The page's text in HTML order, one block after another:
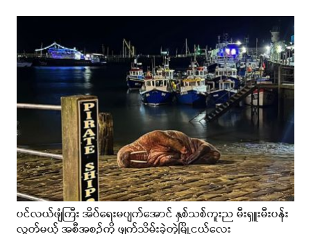
ပင်လယ်ဖျံကြီး အိပ်ရေးမပျက်အောင် နှစ်သစ်ကူးည မီးရှူးမီးပန်း
လွှတ်မယ့် အစီအစဉ်ကို ဖျက်သိမ်းခဲ့တဲ့မြို့ငယ်လေး